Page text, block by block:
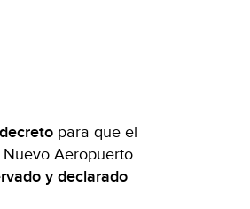
decreto para que el
Aeropuerto
y declarado